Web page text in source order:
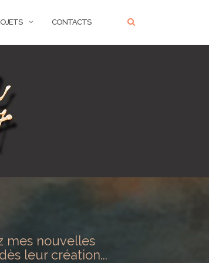
CONTACTS
mes nouvelles
leur création...